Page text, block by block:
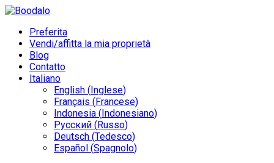
Preferita
Vendi/affitta la mia proprietà
Blog
Contatto
Italiano
English (Inglese)
Français (Francese)
Indonesia (Indonesiano)
Русский (Russo)
Deutsch (Tedesco)
Español (Spagnolo)